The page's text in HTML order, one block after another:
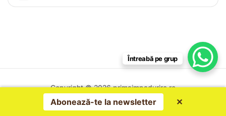
Copyright © 2026 primaimpadurire.ro
Politica de confidențialitate
Abonează-te la newsletter ✕
Întreabă pe grup